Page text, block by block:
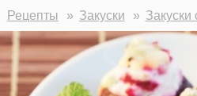
Рецепты Закуски